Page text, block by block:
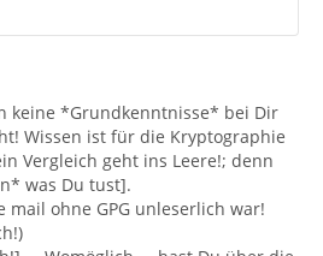
keine *Grundkenntnisse* bei Dir
Wissen ist für die Kryptographie
Vergleich geht ins Leere!; denn
was Du tust].
mail ohne GPG unleserlich war!